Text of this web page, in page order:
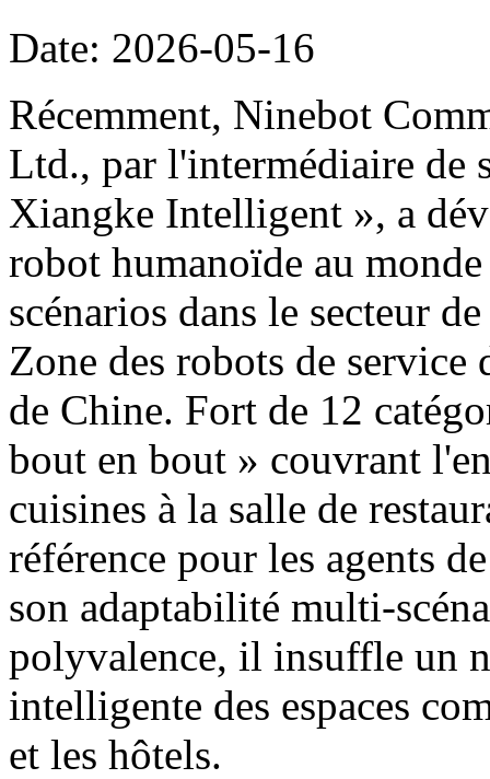
Date: 2026-05-16
Récemment, Ninebot
Ltd., par l'intermédiaire de
Xiangke Intelligent », a
robot humanoïde au
scénarios dans le secteur
Zone des robots de
de Chine. Fort de 12
bout en bout » couvrant
cuisines à la salle de
référence pour les agents
son adaptabilité multi-
polyvalence, il insuffle un
intelligente des espaces
et les hôtels.